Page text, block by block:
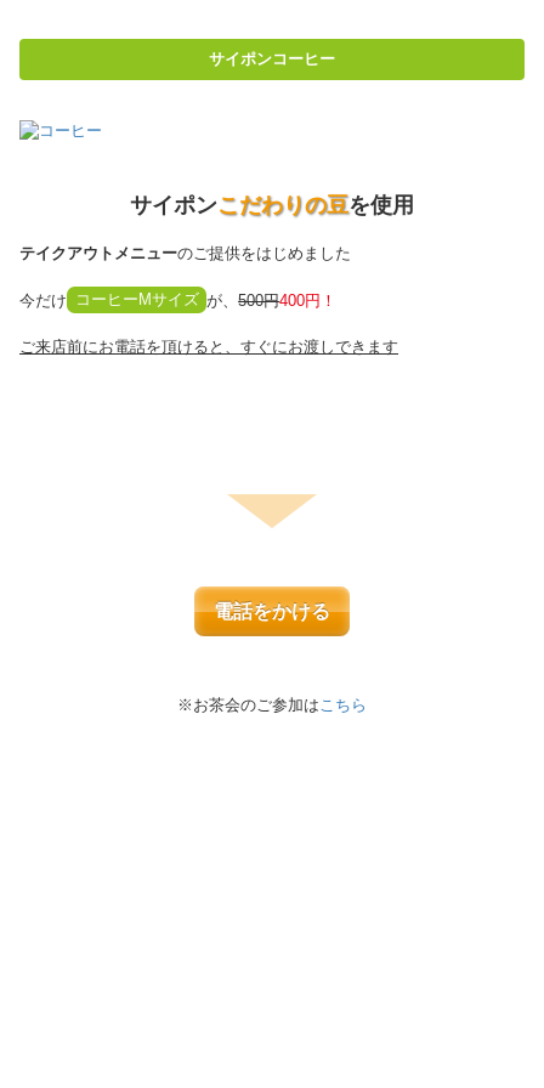
サイポンコーヒー
サイポンこだわりの豆を使用
テイクアウトメニューのご提供をはじめました
今だけ コーヒーMサイズ が、500円400円！
ご来店前にお電話を頂けると、すぐにお渡しできます
電話をかける
※お茶会のご参加は こちら